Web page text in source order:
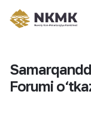
Forumi